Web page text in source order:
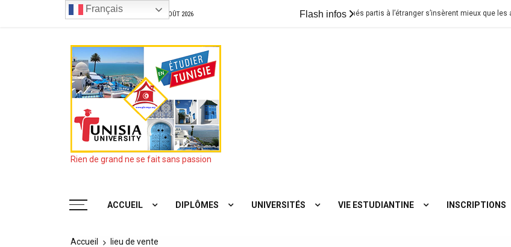
Aujourd’hui SAMEDI, 8TH AOÛT 2026 Flash infos
Les jeunes diplômés partis à l’étranger s’insèrent mieux que les autres
Rien de grand ne se fait sans passion
ACCUEIL DIPLÔMES UNIVERSITÉS VIE ESTUDIANTINE INSCRIPTIONS
Accueil lieu de vente
Français